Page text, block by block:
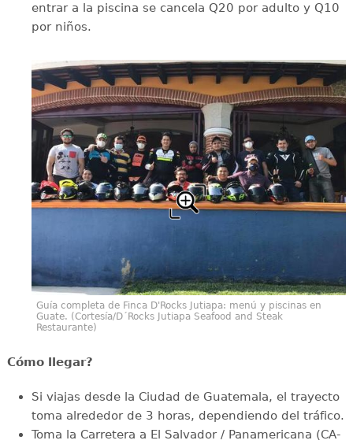
entrar a la piscina se cancela Q20 por adulto y Q10
por niños.
Guía completa de Finca D'Rocks Jutiapa: menú y piscinas en
Guate. (Cortesía/D´Rocks Jutiapa Seafood and Steak
Restaurante)
Cómo llegar?
Si viajas desde la Ciudad de Guatemala, el trayecto
toma alrededor de 3 horas, dependiendo del tráfico.
Toma la Carretera a El Salvador / Panamericana (CA-